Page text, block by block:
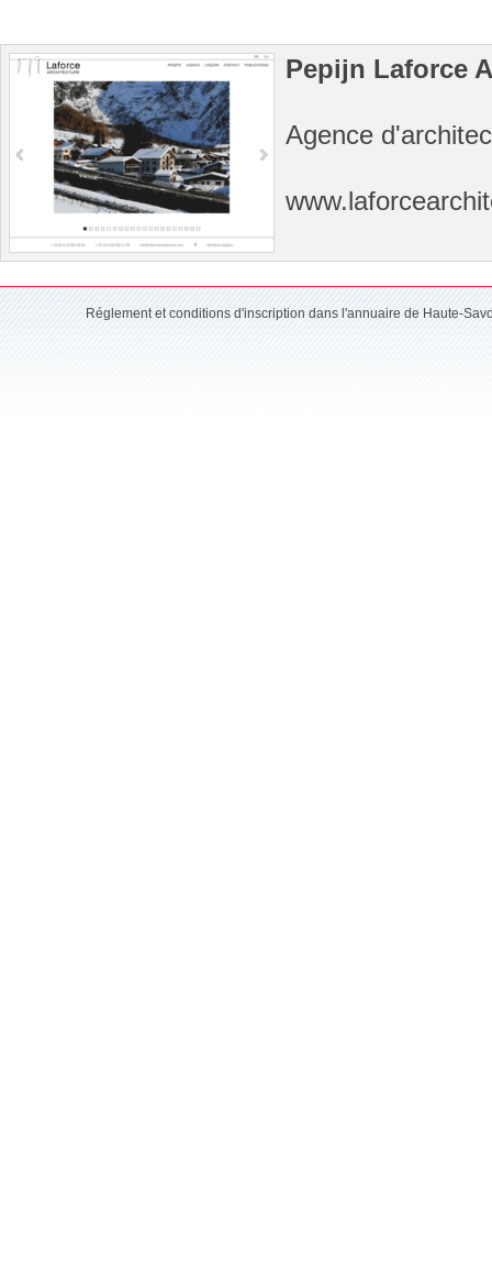
Pepijn Laforce
Agence
Réglement et conditions d'inscription dans l'annuaire de Haute-